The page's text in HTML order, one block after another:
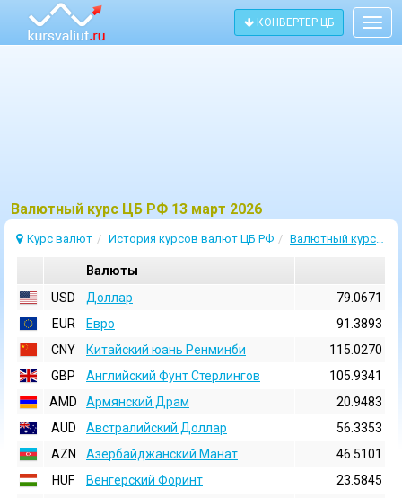
КОНВЕРТЕР ЦБ
Bалютный курс ЦБ РФ 13 март 2026
Курс валют История курсов валют ЦБ РФ Валютный курс 13 Март 2026
Валюты
USD
Доллар
79.0671
EUR
Евро
91.3893
CNY
Китайский юань Ренминби
115.0270
GBP
Английский Фунт Стерлингов
105.9341
AMD
Армянский Драм
20.9483
AUD
Австралийский Доллар
56.3353
AZN
Азербайджанский Манат
46.5101
HUF
Венгерский Форинт
23.5845